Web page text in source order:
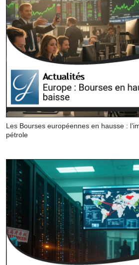
Les Bourses européennes en hausse :
pétrole